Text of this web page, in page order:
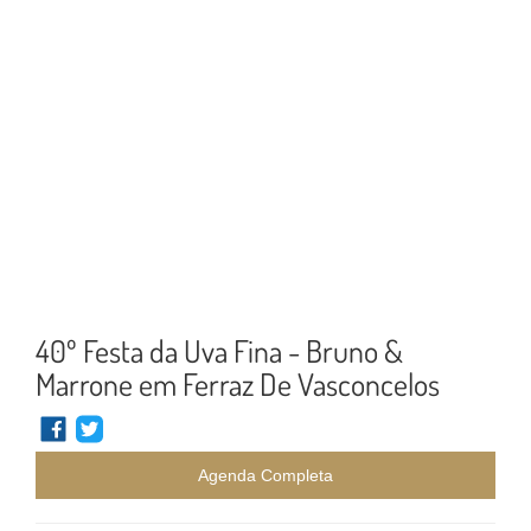
40º Festa da Uva Fina - Bruno &
Marrone em Ferraz De Vasconcelos
Agenda Completa